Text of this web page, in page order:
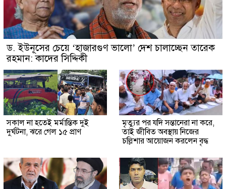
ড. ইউনূসের চেয়ে ‘হাজারগুণ ভালো’ দেশ চালাচ্ছেন তারেক
রহমান: কাদের সিদ্দিকী
সকাল না হতেই মর্মান্তিক দুই
দুর্ঘটনা, ঝরে গেল ১৫ প্রাণ
মৃত্যুর পর যদি সন্তানেরা না করে,
তাই জীবিত অবস্থায় নিজের
চল্লিশার আয়োজন করলেন বৃদ্ধ